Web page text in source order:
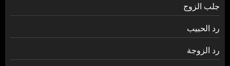
جلب الزوج
رد الحبيب
رد الزوجة